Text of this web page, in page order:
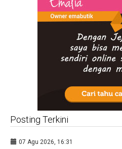
Posting Terkini
07 Agu 2026, 16:31